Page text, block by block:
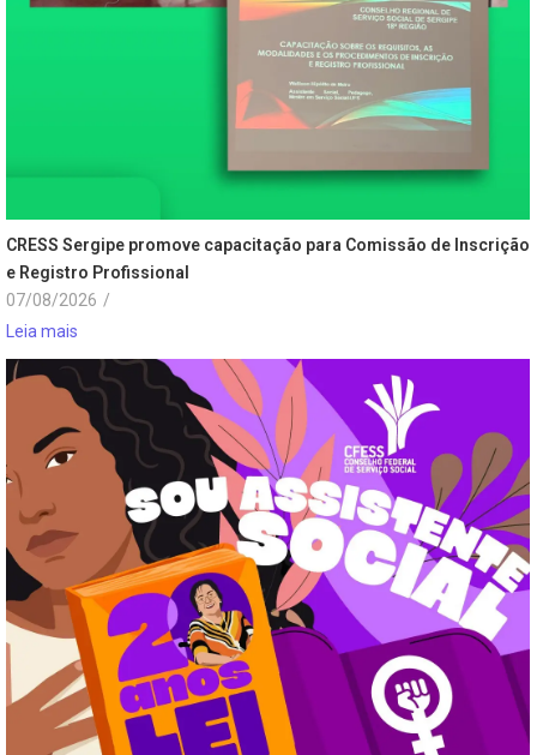
CRESS Sergipe promove capacitação para Comissão de Inscrição
e Registro Profissional
07/08/2026 /
Leia mais